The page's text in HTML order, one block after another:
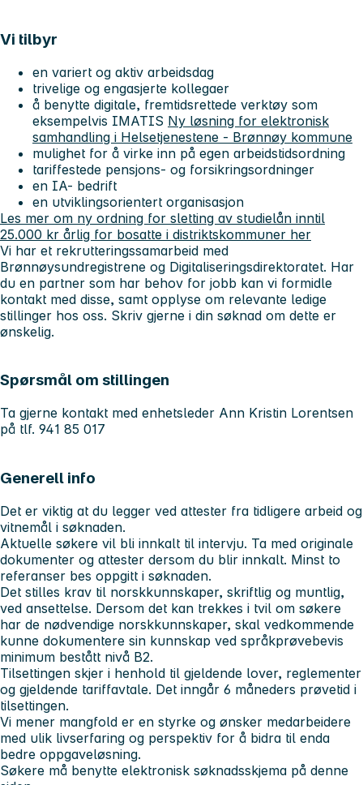
Vi tilbyr
en variert og aktiv arbeidsdag
trivelige og engasjerte kollegaer
å benytte digitale, fremtidsrettede verktøy som
eksempelvis IMATIS Ny løsning for elektronisk
samhandling i Helsetjenestene - Brønnøy kommune
mulighet for å virke inn på egen arbeidstidsordning
tariffestede pensjons- og forsikringsordninger
en IA- bedrift
en utviklingsorientert organisasjon
Les mer om ny ordning for sletting av studielån inntil
25.000 kr årlig for bosatte i distriktskommuner her
Vi har et rekrutteringssamarbeid med
Brønnøysundregistrene og Digitaliseringsdirektoratet. Har
du en partner som har behov for jobb kan vi formidle
kontakt med disse, samt opplyse om relevante ledige
stillinger hos oss. Skriv gjerne i din søknad om dette er
ønskelig.
Spørsmål om stillingen
Ta gjerne kontakt med enhetsleder Ann Kristin Lorentsen
på tlf. 941 85 017
Generell info
Det er viktig at du legger ved attester fra tidligere arbeid og
vitnemål i søknaden.
Aktuelle søkere vil bli innkalt til intervju. Ta med originale
dokumenter og attester dersom du blir innkalt. Minst to
referanser bes oppgitt i søknaden.
Det stilles krav til norskkunnskaper, skriftlig og muntlig,
ved ansettelse. Dersom det kan trekkes i tvil om søkere
har de nødvendige norskkunnskaper, skal vedkommende
kunne dokumentere sin kunnskap ved språkprøvebevis
minimum bestått nivå B2.
Tilsettingen skjer i henhold til gjeldende lover, reglementer
og gjeldende tariffavtale. Det inngår 6 måneders prøvetid i
tilsettingen.
Vi mener mangfold er en styrke og ønsker medarbeidere
med ulik livserfaring og perspektiv for å bidra til enda
bedre oppgaveløsning.
Søkere må benytte elektronisk søknadsskjema på denne